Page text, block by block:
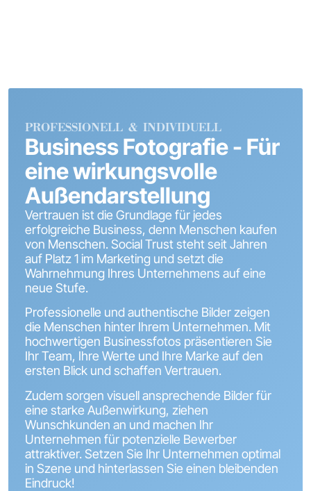
PROFESSIONELL & INDIVIDUELL
Business Fotografie - Für
eine wirkungsvolle
Außendarstellung
Vertrauen ist die Grundlage für jedes
erfolgreiche Business, denn Menschen kaufen
von Menschen. Social Trust steht seit Jahren
auf Platz 1 im Marketing und setzt die
Wahrnehmung Ihres Unternehmens auf eine
neue Stufe.
Professionelle und authentische Bilder zeigen
die Menschen hinter Ihrem Unternehmen. Mit
hochwertigen Businessfotos präsentieren Sie
Ihr Team, Ihre Werte und Ihre Marke auf den
ersten Blick und schaffen Vertrauen.
Zudem sorgen visuell ansprechende Bilder für
eine starke Außenwirkung, ziehen
Wunschkunden an und machen Ihr
Unternehmen für potenzielle Bewerber
attraktiver. Setzen Sie Ihr Unternehmen optimal
in Szene und hinterlassen Sie einen bleibenden
Eindruck!